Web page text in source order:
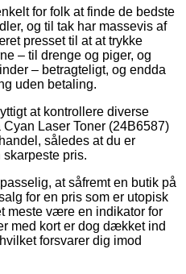
for folk at finde de bedste
og til tak har massevis af
presset til at at trykke
– til drenge og piger, og
– betragteligt, og endda
uden betaling.
at kontrollere diverse
Laser Toner (24B6587)
således at du er
pris.
at såfremt en butik på
for en pris som er utopisk
meste være en indikator for
med kort er dog dækket ind
forsvarer dig imod